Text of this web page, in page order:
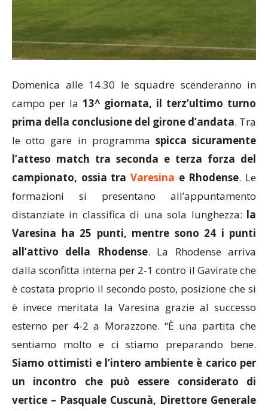
Domenica alle 14.30 le squadre scenderanno in
campo per la 13^ giornata, il terz’ultimo turno
prima della conclusione del girone d’andata. Tra
le otto gare in programma spicca sicuramente
l’atteso match tra seconda e terza forza del
campionato, ossia tra Varesina e Rhodense. Le
formazioni si presentano all’appuntamento
distanziate in classifica di una sola lunghezza: la
Varesina ha 25 punti, mentre sono 24 i punti
all’attivo della Rhodense. La Rhodense arriva
dalla sconfitta interna per 2-1 contro il Gavirate che
è costata proprio il secondo posto, posizione che si
è invece meritata la Varesina grazie al successo
esterno per 4-2 a Morazzone. “È una partita che
sentiamo molto e ci stiamo preparando bene.
Siamo ottimisti e l’intero ambiente è carico per
un incontro che può essere considerato di
vertice – Pasquale Cuscunà, Direttore Generale